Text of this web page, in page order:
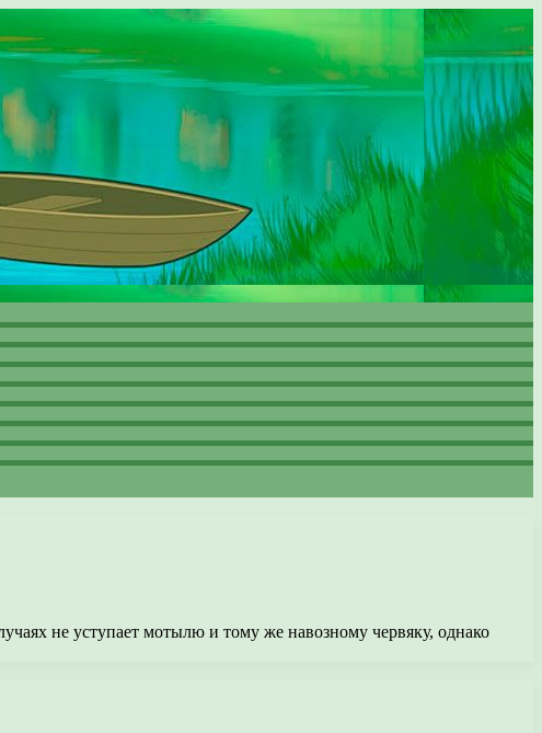
не уступает мотылю и тому же навозному червяку, однако